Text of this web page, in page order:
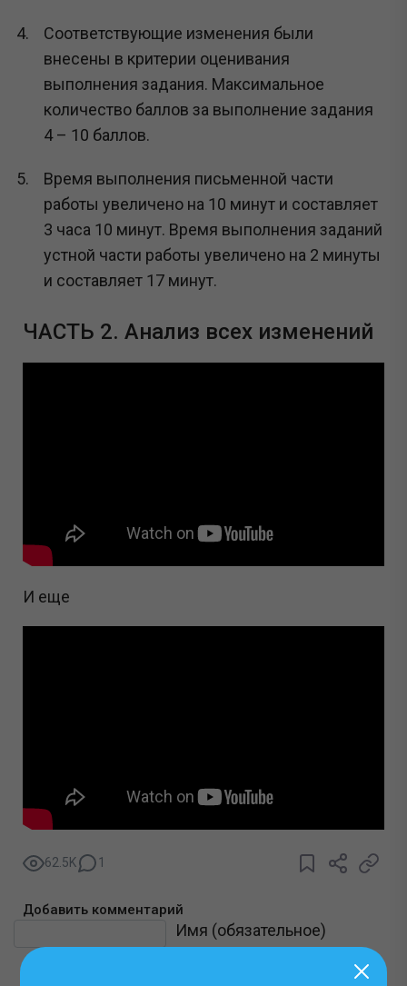
Соответствующие изменения были
внесены в критерии оценивания
выполнения задания. Максимальное
количество баллов за выполнение задания
4 – 10 баллов.
Время выполнения письменной части
работы увеличено на 10 минут и составляет
3 часа 10 минут. Время выполнения заданий
устной части работы увеличено на 2 минуты
и составляет 17 минут.
ЧАСТЬ 2. Анализ всех изменений
И еще
62.5K 1
Добавить комментарий
Имя (обязательное)